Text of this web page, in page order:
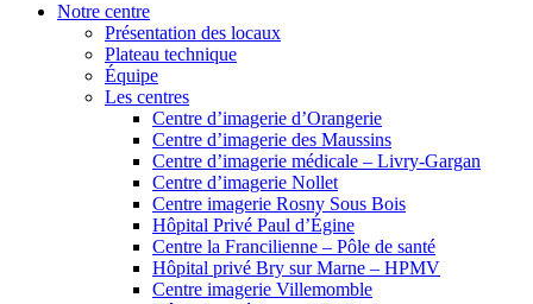
Notre centre
Présentation des locaux
Plateau technique
Équipe
Les centres
Centre d’imagerie d’Orangerie
Centre d’imagerie des Maussins
Centre d’imagerie médicale – Livry-Gargan
Centre d’imagerie Nollet
Centre imagerie Rosny Sous Bois
Hôpital Privé Paul d’Égine
Centre la Francilienne – Pôle de santé
Hôpital privé Bry sur Marne – HPMV
Centre imagerie Villemomble